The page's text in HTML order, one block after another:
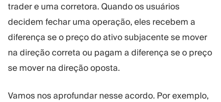
trader e uma corretora. Quando os usuários
decidem fechar uma operação, eles recebem a
diferença se o preço do ativo subjacente se mover
na direção correta ou pagam a diferença se o preço
se mover na direção oposta.
Vamos nos aprofundar nesse acordo. Por exemplo,